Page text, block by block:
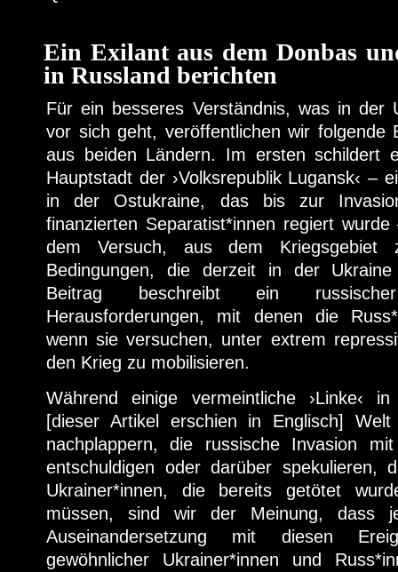
Ein Exilant aus dem Donbas
in Russland berichten
Für ein besseres Verständnis, was in der
vor sich geht, veröffentlichen wir folgende
aus beiden Ländern. Im ersten schildert
Hauptstadt der ›Volksrepublik Lugansk‹ –
in der Ostukraine, das bis zur
finanzierten Separatist*innen regiert
dem Versuch, aus dem Kriegsgebiet
Bedingungen, die derzeit in der
Beitrag beschreibt ein
Herausforderungen, mit denen die
wenn sie versuchen, unter extrem
den Krieg zu mobilisieren.
Während einige vermeintliche ›Linke‹
[dieser Artikel erschien in Englisch]
nachplappern, die russische Invasion
entschuldigen oder darüber spekulieren,
Ukrainer*innen, die bereits getötet
müssen, sind wir der Meinung, dass
Auseinandersetzung mit diesen
gewöhnlicher Ukrainer*innen und